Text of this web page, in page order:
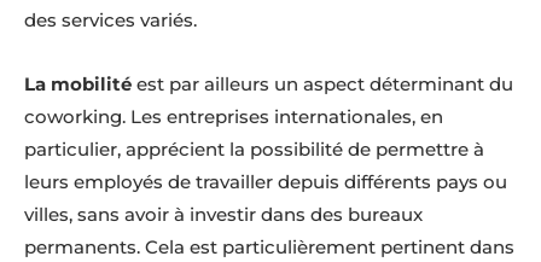
des services variés.
La mobilité est par ailleurs un aspect déterminant du
coworking. Les entreprises internationales, en
particulier, apprécient la possibilité de permettre à
leurs employés de travailler depuis différents pays ou
villes, sans avoir à investir dans des bureaux
permanents. Cela est particulièrement pertinent dans